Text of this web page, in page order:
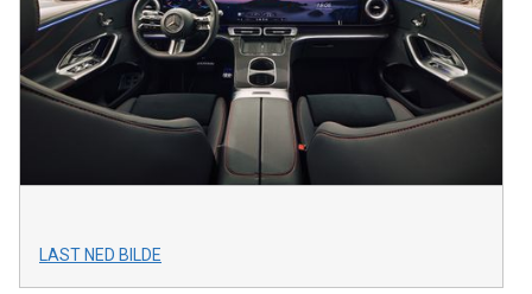
LAST NED BILDE